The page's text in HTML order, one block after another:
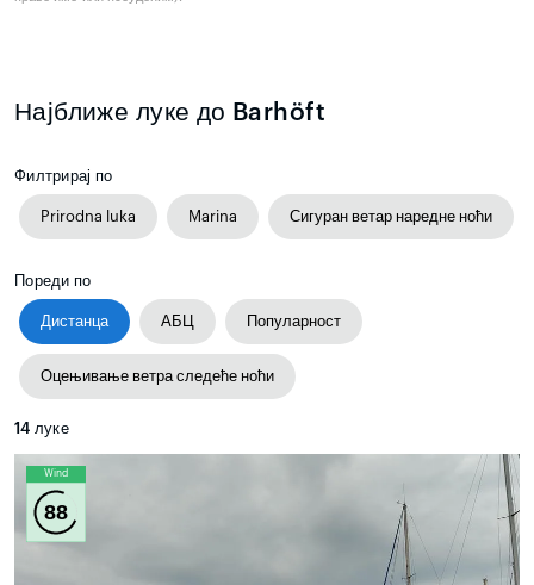
Најближе луке до Barhöft
Филтрирај по
Prirodna luka Marina Сигуран ветар наредне ноћи
Пореди по
Дистанца АБЦ Популарност
Оцењивање ветра следеће ноћи
14 луке
Wind
88